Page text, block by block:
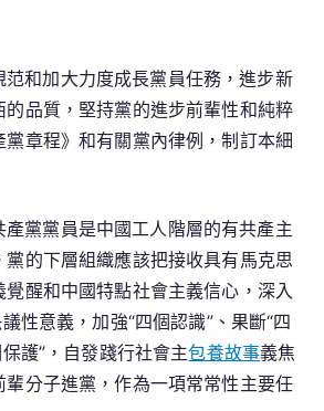
和加大力度成長黨員任務，進步新
的品質，堅持黨的進步前輩性和純粹
章程》和有關黨內律例，制訂本細
黨黨員是中國工人階層的有共產主
的下層組織應該把接收具有馬克思
覺醒和中國特點社會主義信心，深入
性意義，加強“四個認識”、果斷“四
護”，自發踐行社會主包養故事義焦
分子進黨，作為一項常常性主要任